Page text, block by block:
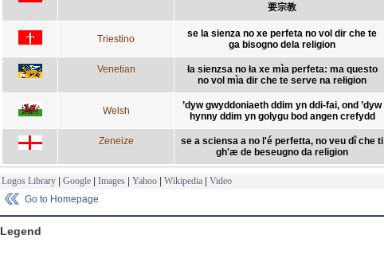
要宗教
Triestino
se la sienza no xe perfeta no vol dir che te
ga bisogno dela religion
Venetian
ła sienzsa no ła xe mìa perfeta: ma questo
no vol mìa dir che te serve na rełigion
Welsh
’dyw gwyddoniaeth ddim yn ddi-fai, ond ’dyw
hynny ddim yn golygu bod angen crefydd
Zeneize
se a sciensa a no l'é perfetta, no veu dî che ti
gh'æ de beseugno da religion
Logos Library | Google | Images | Yahoo | Wikipedia | Video
Go to Homepage
Legend